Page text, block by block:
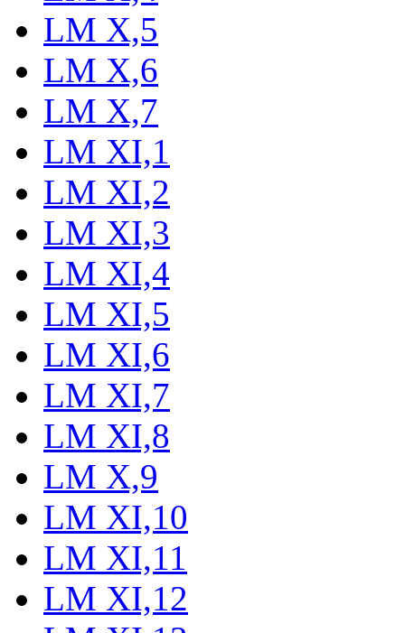
LM X,5
LM X,6
LM X,7
LM XI,1
LM XI,2
LM XI,3
LM XI,4
LM XI,5
LM XI,6
LM XI,7
LM XI,8
LM X,9
LM XI,10
LM XI,11
LM XI,12